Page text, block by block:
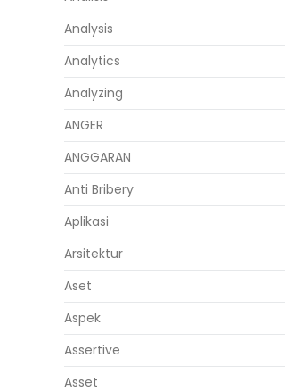
Analysis
Analytics
Analyzing
ANGER
ANGGARAN
Anti Bribery
Aplikasi
Arsitektur
Aset
Aspek
Assertive
Asset